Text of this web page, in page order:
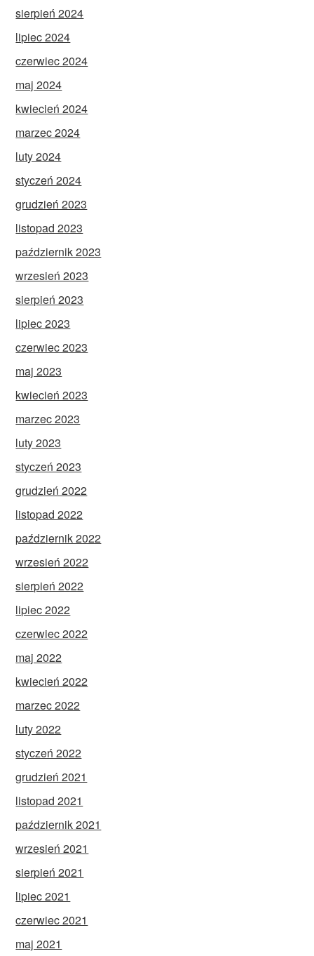
sierpień 2024
lipiec 2024
czerwiec 2024
maj 2024
kwiecień 2024
marzec 2024
luty 2024
styczeń 2024
grudzień 2023
listopad 2023
październik 2023
wrzesień 2023
sierpień 2023
lipiec 2023
czerwiec 2023
maj 2023
kwiecień 2023
marzec 2023
luty 2023
styczeń 2023
grudzień 2022
listopad 2022
październik 2022
wrzesień 2022
sierpień 2022
lipiec 2022
czerwiec 2022
maj 2022
kwiecień 2022
marzec 2022
luty 2022
styczeń 2022
grudzień 2021
listopad 2021
październik 2021
wrzesień 2021
sierpień 2021
lipiec 2021
czerwiec 2021
maj 2021